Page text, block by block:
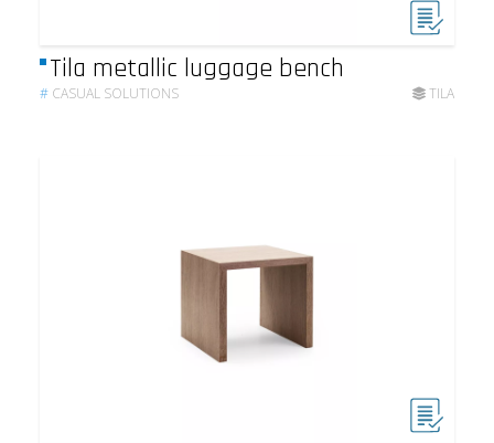
Tila metallic luggage bench
# CASUAL SOLUTIONS TILA